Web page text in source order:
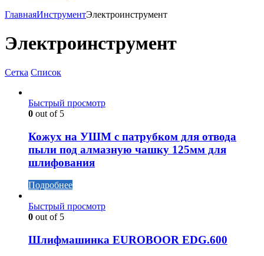
ГлавнаяИнструментЭлектроинструмент
Электроинструмент
Сетка Список
Быстрый просмотр
0 out of 5
Кожух на УШМ с патрубком для отвода
пыли под алмазную чашку 125мм для
шлифования
Подробнее
Быстрый просмотр
0 out of 5
Шлифмашинка EUROBOOR EDG.600